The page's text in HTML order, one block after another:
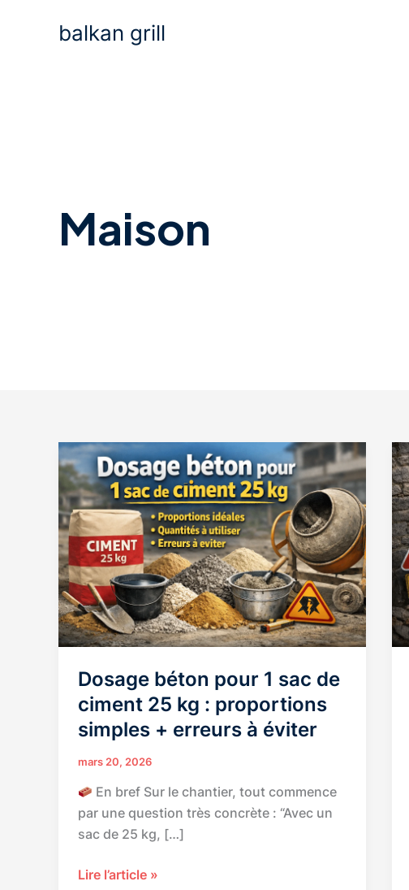
balkan grill
Maison
Dosage béton pour 1 sac de
ciment 25 kg : proportions
simples + erreurs à éviter
mars 20, 2026
En bref Sur le chantier, tout commence
par une question très concrète : “Avec un
sac de 25 kg, […]
Dosage
Lire l’article »